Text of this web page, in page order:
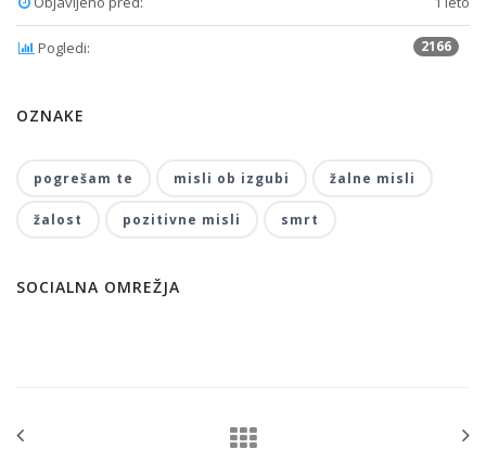
Pogledi: 2166
OZNAKE
pogrešam te misli ob izgubi žalne misli
žalost pozitivne misli smrt
SOCIALNA OMREŽJA